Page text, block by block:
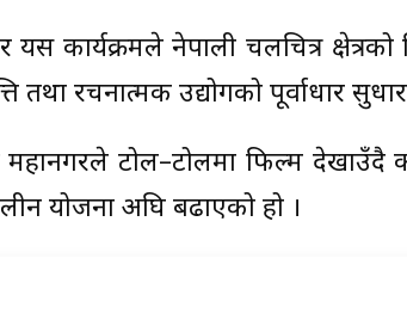
कार्यक्रमले नेपाली चलचित्र
तथा रचनात्मक उद्योगको पूर्वाधार
महानगरले टोल–टोलमा फिल्म देखाउँदै
योजना अघि बढाएको हो ।